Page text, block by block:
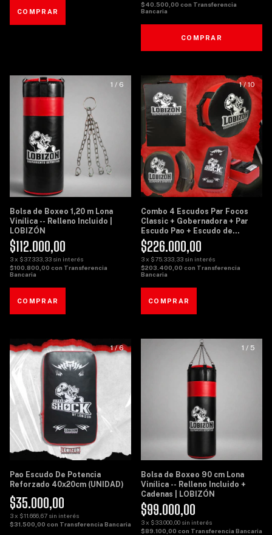
$40.500,00 con Transferencia
Bancaria
COMPRAR
1 / 6
Bolsa de Boxeo 1,20 m Lona
Vinílica -- Relleno Incluido |
LOBIZÓN
$112.000,00
3x $37.333,33 sin interés
$100.800,00 con Transferencia
Bancaria
1/10
Combo 4 Escudos Par Focos
Classic + Gobernadora + Par
Escudo Pao + Escudo de
Potencia Grande - Lobizon
$226.000,00
3x $75.333,33 sin interés
$203.400,00 con Transferencia
Bancaria
1/6
Pao Escudo De Potencia
Reforzado 40x20cm (UNIDAD)
$35.000,00
3x $11.666,67 sin interés
$31.500,00 con Transferencia Bancaria
1 / 5
Bolsa de Boxeo 90 cm Lona
Vinílica -- Relleno Incluido +
Cadenas | LOBIZÓN
$99.000,00
3x $33.000,00 sin interés
$89.100,00 con Transferencia Bancaria